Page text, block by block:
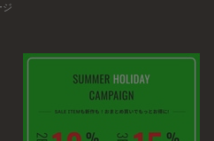
ジ